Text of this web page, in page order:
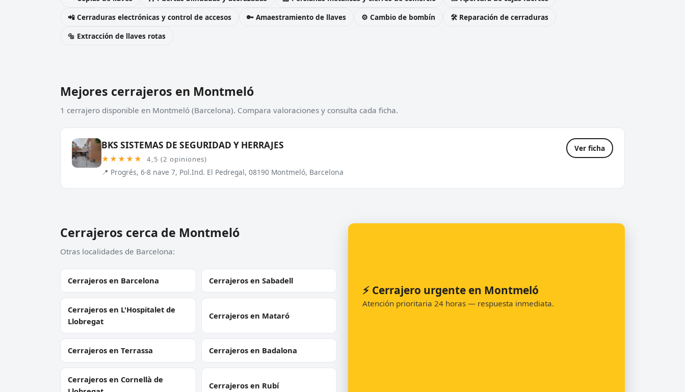
📲 Cerraduras electrónicas y control de accesos
🔑 Amaestramiento de llaves ⚙️ Cambio de bombín
🛠️ Reparación de cerraduras
🔩 Extracción de llaves rotas
Mejores cerrajeros en Montmeló
1 cerrajero disponible en Montmeló (Barcelona). Compara valoraciones y consulta cada ficha.
BKS SISTEMAS DE SEGURIDAD Y HERRAJES
★★★★★ 4,5 (2 opiniones)
📍 Progrés, 6-8 nave 7, Pol.Ind. El Pedregal, 08190 Montmeló, Barcelona
Ver ficha
Cerrajeros cerca de Montmeló
Otras localidades de Barcelona:
Cerrajeros en Barcelona Cerrajeros en Sabadell
Cerrajeros en L'Hospitalet de
Llobregat
Cerrajeros en Mataró
Cerrajeros en Terrassa Cerrajeros en Badalona
Cerrajeros en Cornellà de
Cerrajeros en Rubí
⚡ Cerrajero urgente en Montmeló
Atención prioritaria 24 horas — respuesta inmediata.